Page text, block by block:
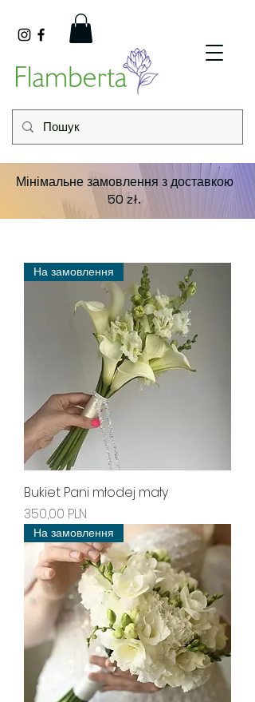
Мінімальне замовлення з доставкою
50 zł.
На замовлення
Bukiet Pani młodej mały
Ціна
350,00 PLN
На замовлення